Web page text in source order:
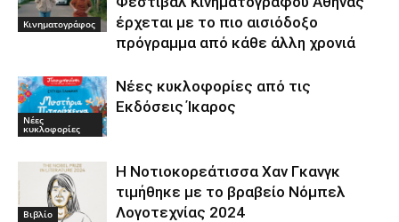
Κινηματογράφος
έρχεται με το πιο αισιόδοξο
πρόγραμμα από κάθε άλλη χρονιά
Νέες
κυκλοφορίες
Νέες κυκλοφορίες από τις
Εκδόσεις Ίκαρος
Βιβλίο
Η Νοτιοκορεάτισσα Χαν Γκανγκ
τιμήθηκε με το βραβείο Νόμπελ
Λογοτεχνίας 2024